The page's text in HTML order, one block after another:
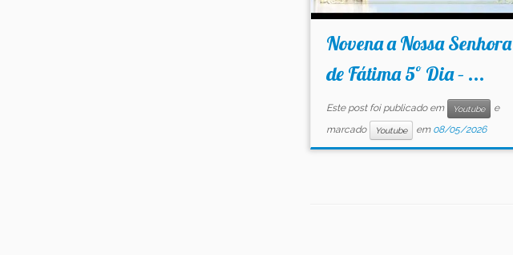
Novena a Nossa Senhora
de Fátima 5º Dia – ...
Este post foi publicado em Youtube
e
marcado
Youtube em 08/05/2026